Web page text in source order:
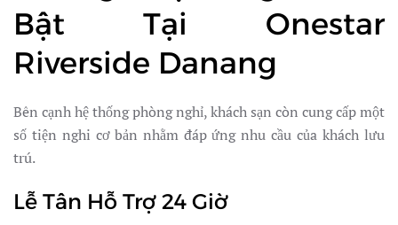
Bật Tại Onestar
Riverside Danang
Bên cạnh hệ thống phòng nghỉ, khách sạn còn cung cấp một
số tiện nghi cơ bản nhằm đáp ứng nhu cầu của khách lưu
trú.
Lễ Tân Hỗ Trợ 24 Giờ